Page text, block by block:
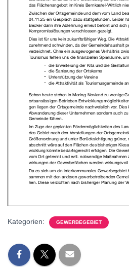
Kategorien: GEWERBEGEBIET